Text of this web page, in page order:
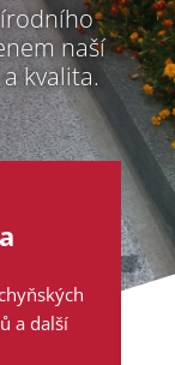
naší
kvalita.
a další